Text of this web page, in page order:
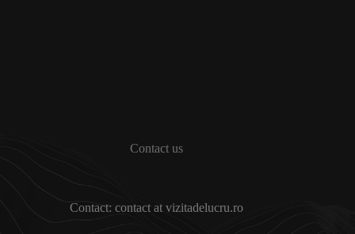
Contact us
Contact: contact at vizitadelucru.ro